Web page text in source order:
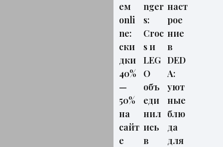
ем
onli
ne:
ски
дки
40%
—
50%
на
сайт
е
nger
s:
Croc
s и
LEG
O
объ
еди
нил
ись
в
наст
рое
ние
в
DED
A:
уют
ные
блю
да
для